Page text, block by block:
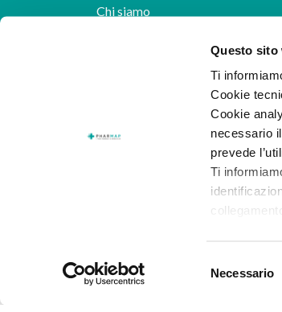
Questo sito
Ti
Cookie
Cookie
necessario
prevede
Ti
Al presente
dettaglio
del
Necessario
Chi siamo
Il nostro blog